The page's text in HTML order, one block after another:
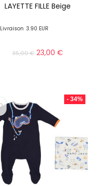
LAYETTE FILLE Beige
Livraison 3.90 EUR
35,00€ 23,00 €
- 34%